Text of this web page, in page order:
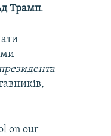
Трамп.
on our